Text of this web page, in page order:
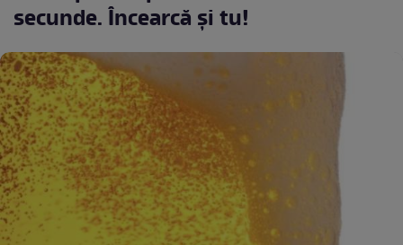
secunde. Încearcă și tu!